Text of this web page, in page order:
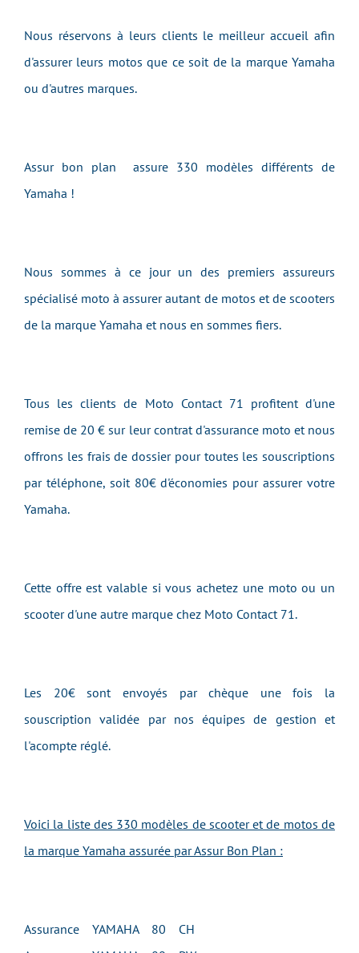
Nous réservons à leurs clients le meilleur accueil afin
d'assurer leurs motos que ce soit de la marque Yamaha
ou d'autres marques.
Assur bon plan assure 330 modèles différents de
Yamaha !
Nous sommes à ce jour un des premiers assureurs
spécialisé moto à assurer autant de motos et de scooters
de la marque Yamaha et nous en sommes fiers.
Tous les clients de Moto Contact 71 profitent d'une
remise de 20 € sur leur contrat d'assurance moto et nous
offrons les frais de dossier pour toutes les souscriptions
par téléphone, soit 80€ d'économies pour assurer votre
Yamaha.
Cette offre est valable si vous achetez une moto ou un
scooter d'une autre marque chez Moto Contact 71.
Les 20€ sont envoyés par chèque une fois la
souscription validée par nos équipes de gestion et
l'acompte réglé.
Voici la liste des 330 modèles de scooter et de motos de
la marque Yamaha assurée par Assur Bon Plan :
Assurance YAMAHA 80 CH